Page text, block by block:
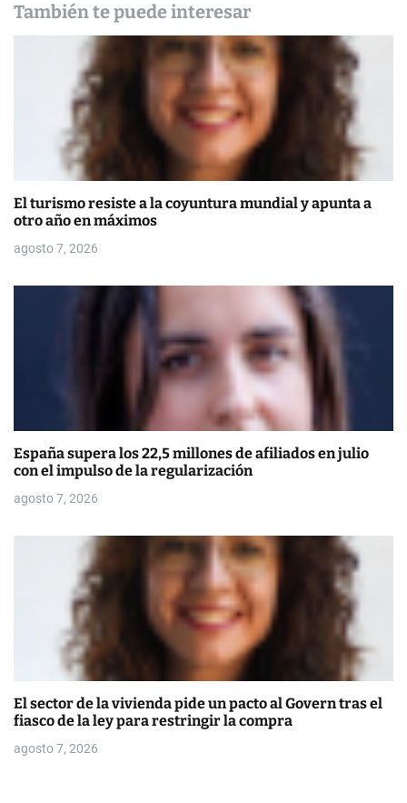
d
También te puede interesar
El turismo resiste a la coyuntura mundial y apunta a
otro año en máximos
agosto 7, 2026
España supera los 22,5 millones de afiliados en julio
con el impulso de la regularización
agosto 7, 2026
El sector de la vivienda pide un pacto al Govern tras el
fiasco de la ley para restringir la compra
agosto 7, 2026